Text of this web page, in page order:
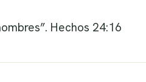
Hechos 24:16